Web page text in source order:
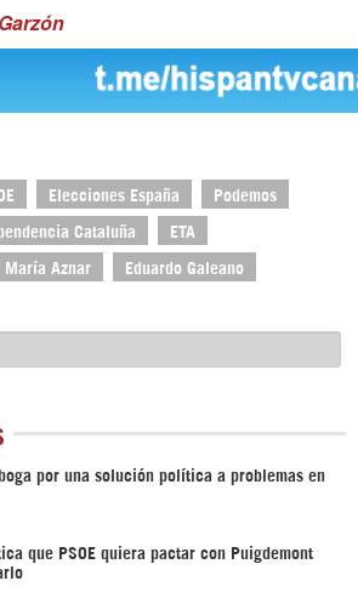
Elecciones España Podemos
Cataluña ETA
María Aznar Eduardo Galeano
por una solución política a problemas en
que PSOE quiera pactar con Puigdemont